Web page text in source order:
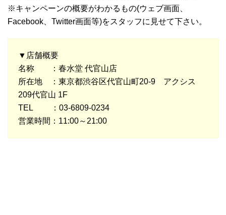
※キャンペーンの概要がわかるもの(ウェブ画面、
Facebook、Twitter画面等)をスタッフに見せて下さい。
▼店舗概要
名称 ：春水堂 代官山店
所在地 ：東京都渋谷区代官山町20-9 アクシス
209代官山 1F
TEL ：03-6809-0234
営業時間：11:00～21:00